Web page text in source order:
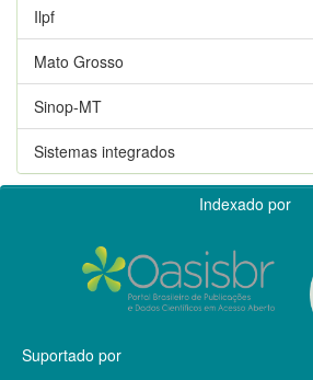
Ilpf
Mato Grosso
Sinop-MT
Sistemas integrados
Indexado por
Suportado por